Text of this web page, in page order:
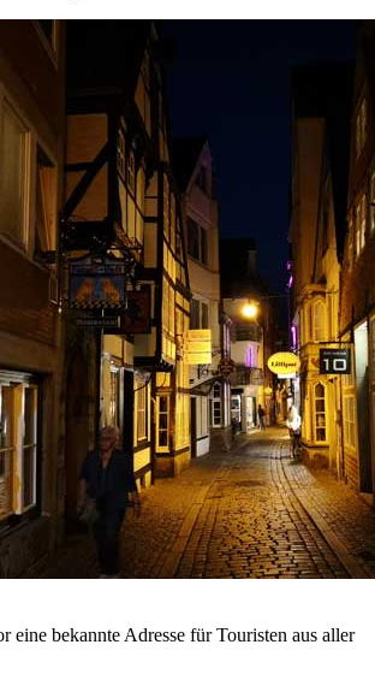
eine bekannte Adresse für Touristen aus aller